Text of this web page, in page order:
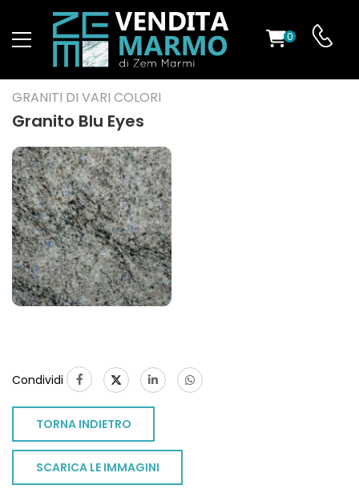
0
GRANITI DI VARI COLORI
Granito Blu Eyes
Condividi
TORNA INDIETRO
SCARICA LE IMMAGINI